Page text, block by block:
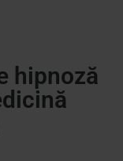
hipnoză